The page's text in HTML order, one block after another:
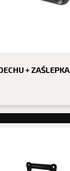
+ ZAŚLEPKA